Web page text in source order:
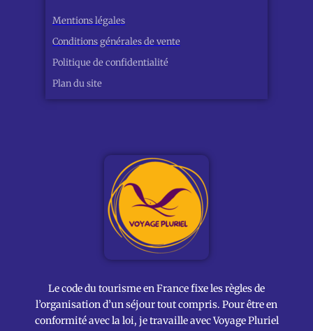
Mentions légales
Conditions générales de vente
Politique de confidentialité
Plan du site
Le code du tourisme en France fixe les règles de
l’organisation d’un séjour tout compris. Pour être en
conformité avec la loi, je travaille avec Voyage Pluriel